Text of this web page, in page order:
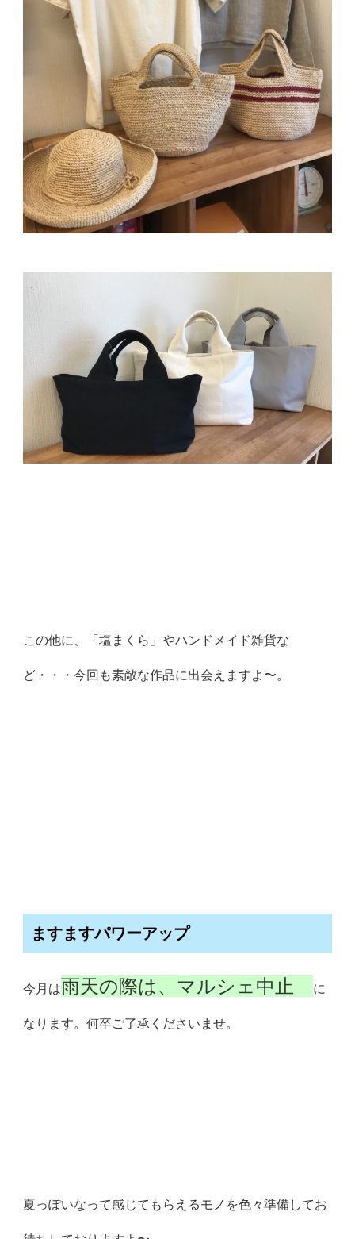
この他に、「塩まくら」やハンドメイド雑貨な
ど・・・今回も素敵な作品に出会えますよ〜。
ますますパワーアップ
今月は雨天の際は、マルシェ中止 に
なります。何卒ご了承くださいませ。
夏っぽいなって感じてもらえるモノを色々準備してお